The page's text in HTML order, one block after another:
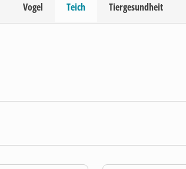
Vogel Teich Tiergesundheit